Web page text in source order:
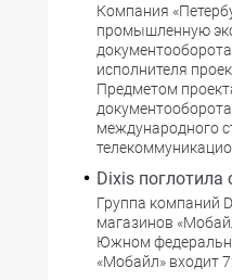
Компания
промышленную
исполнителя
Предметом
документооборота
международного
Dixis поглотила
Группа компаний
магазинов
Южном
«Мобайл» входит